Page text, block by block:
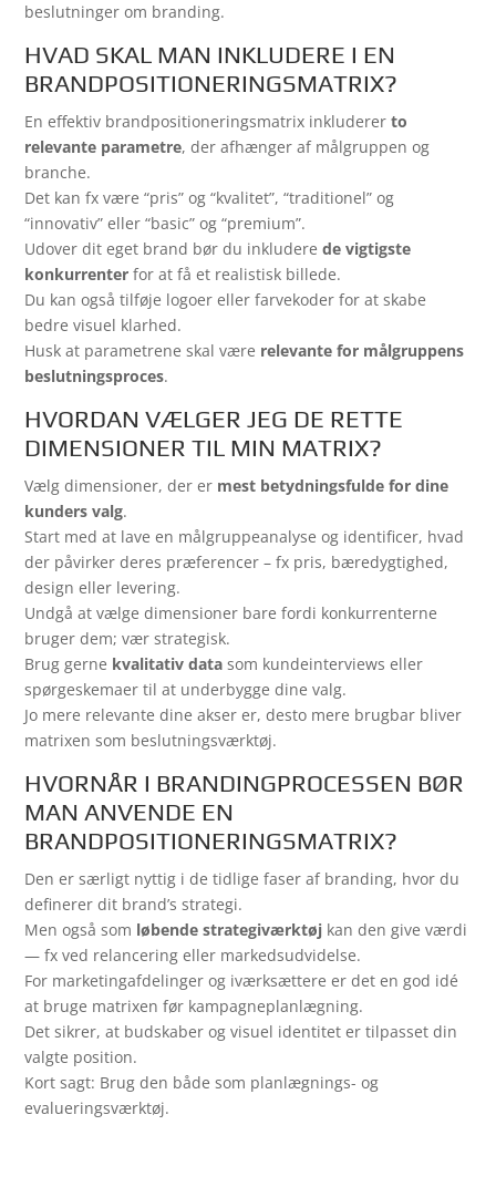
beslutninger om branding.
HVAD SKAL MAN INKLUDERE I EN
BRANDPOSITIONERINGSMATRIX?
En effektiv brandpositioneringsmatrix inkludererto
relevante parametre, der afhænger af målgruppen og
branche.
Det kan fx være “pris” og “kvalitet”, “traditionel” og
“innovativ” eller “basic” og “premium”.
Udover dit eget brand bør du inkluderede vigtigste
konkurrenter for at få et realistisk billede.
Du kan også tilføje logoer eller farvekoder for at skabe
bedre visuel klarhed.
Husk at parametrene skal være relevante for målgruppens
beslutningsproces.
HVORDAN VÆLGER JEG DE RETTE
DIMENSIONER TIL MIN MATRIX?
Vælg dimensioner, der er mest betydningsfulde for dine
kunders valg.
Start med at lave en målgruppeanalyse og identificer, hvad
der påvirker deres præferencer – fx pris, bæredygtighed,
design eller levering.
Undgå at vælge dimensioner bare fordi konkurrenterne
bruger dem; vær strategisk.
Brug gerne kvalitativ data som kundeinterviews eller
spørgeskemaer til at underbygge dine valg.
Jo mere relevante dine akser er, desto mere brugbar bliver
matrixen som beslutningsværktøj.
HVORNÅR I BRANDINGPROCESSEN BØR
MAN ANVENDE EN
BRANDPOSITIONERINGSMATRIX?
Den er særligt nyttig i de tidlige faser af branding, hvor du
definerer dit brand’s strategi.
Men også som løbende strategiværktøj kan den give værdi
— fx ved relancering eller markedsudvidelse.
For marketingafdelinger og iværksættere er det en god idé
at bruge matrixen før kampagneplanlægning.
Det sikrer, at budskaber og visuel identitet er tilpasset din
valgte position.
Kort sagt: Brug den både som planlægnings- og
evalueringsværktøj.